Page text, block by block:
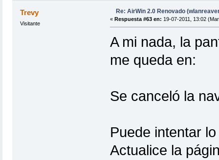
Trevy
Visitante
Re: AirWin 2.0 Renovado
« Respuesta #63 en: 19-07-2011, 13:02
A mi nada, la
me queda en:
Se canceló la
Puede intentar
Actualice la